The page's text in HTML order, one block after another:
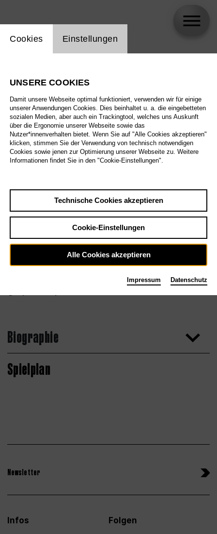
Biographie
Spielplan
Newsletter
Infos
Folgen
Einstellung Website Cookie
Cookies Einstellungen
UNSERE COOKIES
Damit unsere Webseite optimal funktioniert, verwenden wir für einige
unserer Anwendungen Cookies. Dies beinhaltet u. a. die eingebetteten
sozialen Medien, aber auch ein Trackingtool, welches uns Auskunft
über die Ergonomie unserer Webseite sowie das
Nutzer*innenverhalten bietet. Wenn Sie auf "Alle Cookies akzeptieren"
klicken, stimmen Sie der Verwendung von technisch notwendigen
Cookies sowie jenen zur Optimierung unserer Webseite zu. Weitere
Informationen findet Sie in den "Cookie-Einstellungen".
Technische Cookies akzeptieren
Cookie-Einstellungen
Alle Cookies akzeptieren
Impressum Datenschutz